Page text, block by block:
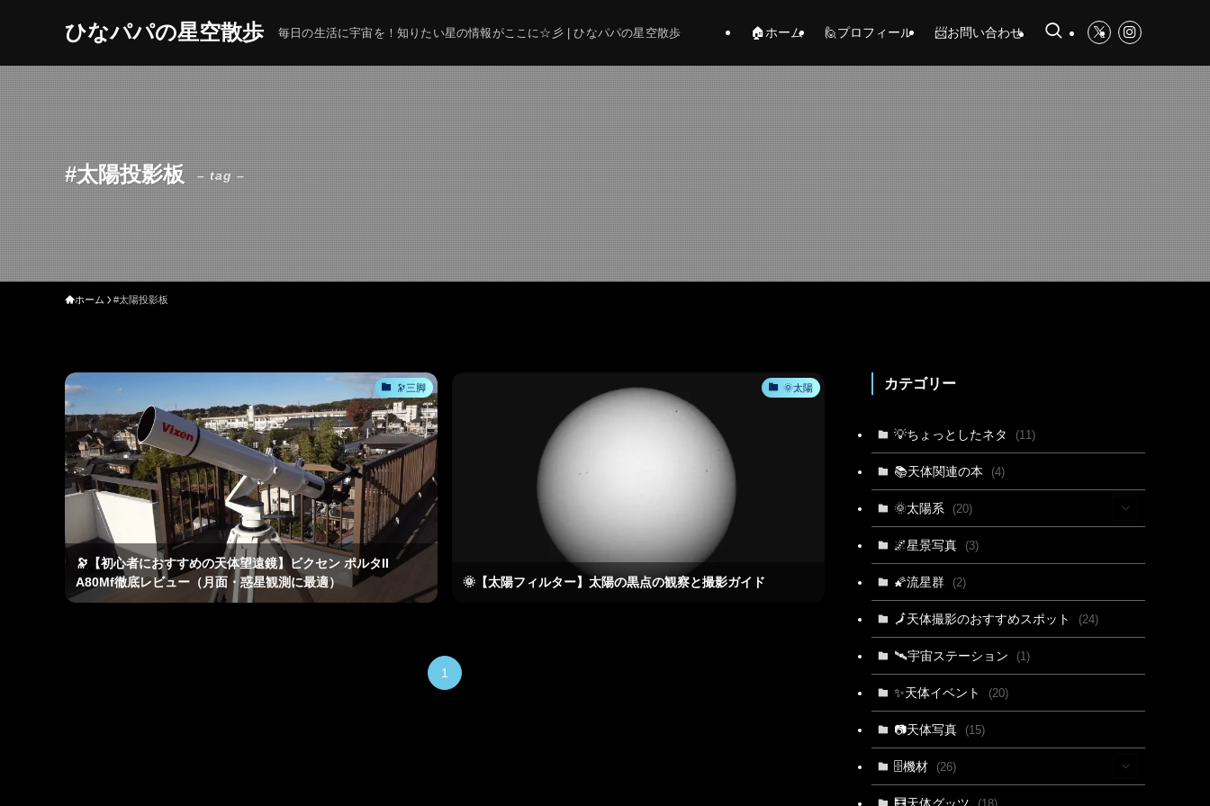
ひなパパの星空散歩 毎日の生活に宇宙を！知りたい星の情報がここに☆彡 | ひなパパの星空散歩 🏠ホーム 🙋プロフィール 📨お問い合わせ
#太陽投影板 – tag –
ホーム #太陽投影板
🔭三脚
🔭【初心者におすすめの天体望遠鏡】ビクセン ポルタII
A80Mf徹底レビュー（月面・惑星観測に最適）
🌞太陽
🌞【太陽フィルター】太陽の黒点の観察と撮影ガイド
1
カテゴリー
💡ちょっとしたネタ (11)
📚天体関連の本 (4)
🌞太陽系 (20)
(15)
(3)
🌌星景写真 (3)
🌠流星群 (2)
🗾天体撮影のおすすめスポット (24)
🛰宇宙ステーション (1)
✨天体イベント (20)
📷天体写真 (15)
🗄機材 (26)
(2)
🧮天体グッツ (18)